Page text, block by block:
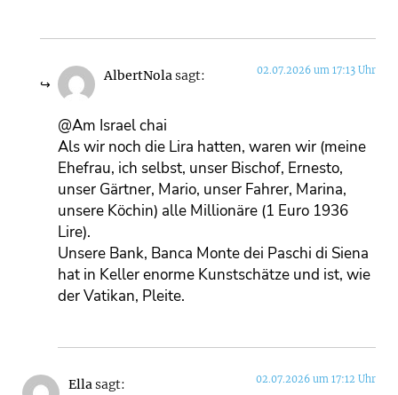
AlbertNolasagt: 02.07.2026 um 17:13 Uhr
@Am Israel chai
Als wir noch die Lira hatten, waren wir (meine
Ehefrau, ich selbst, unser Bischof, Ernesto,
unser Gärtner, Mario, unser Fahrer, Marina,
unsere Köchin) alle Millionäre (1 Euro 1936
Lire).
Unsere Bank, Banca Monte dei Paschi di Siena
hat in Keller enorme Kunstschätze und ist, wie
der Vatikan, Pleite.
Ellasagt: 02.07.2026 um 17:12 Uhr